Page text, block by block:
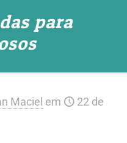
para
Maciel em
22 de